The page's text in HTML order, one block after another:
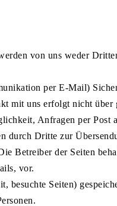
von uns weder
per E-Mail)
mit uns erfolgt nicht über
Anfragen per Post
durch Dritte zur
Betreiber der Seiten
vor.
Seiten)